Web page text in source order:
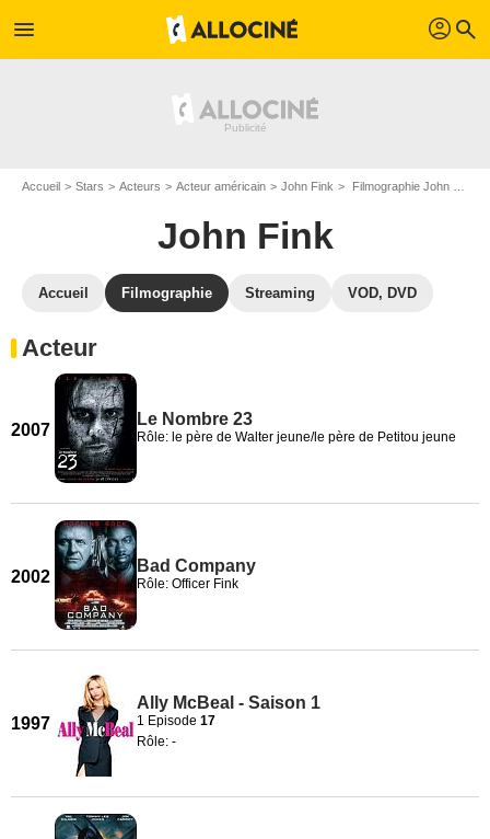
menu profil search
Accueil Stars Acteurs Acteur américain John Fink Filmographie John Fink
John Fink
Accueil Filmographie Streaming VOD, DVD
Acteur
2007
Le Nombre 23
Rôle: le père de Walter jeune/le père de Petitou jeune
2002
Bad Company
Rôle: Officer Fink
1997
Ally McBeal - Saison 1
1 Episode 17
Rôle: -